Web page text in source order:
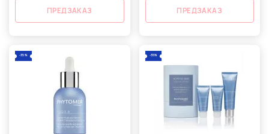
ПРЕДЗАКАЗ ПРЕДЗАКАЗ
-35% -35%